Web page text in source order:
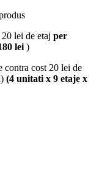
lei de etaj per
lei )
contra cost 20 lei de
(4 unitati x 9 etaje x